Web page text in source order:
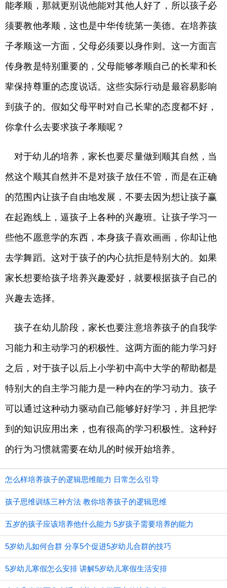
能孝顺，那就更别说他能对其他人好了，所以孩子必
须要教他孝顺，这也是中华传统第一美德。在培养孩
子孝顺这一方面，父母必须要以身作则。这一方面言
传身教是特别重要的，父母能够孝顺自己的长辈和长
辈保持尊重的态度说话。这些实际行动是最容易影响
到孩子的。假如父母平时对自己长辈的态度都不好，
你拿什么去要求孩子孝顺呢？
对于幼儿的培养，家长也要尽量做到顺其自然，当
然这个顺其自然并不是对孩子放任不管，而是在正确
的范围内让孩子自由地发展，不要去因为想让孩子赢
在起跑线上，逼孩子上各种的兴趣班。让孩子学习一
些他不愿意学的东西，本身孩子喜欢画画，你却让他
去学舞蹈。这对于孩子的内心抗拒是特别大的。如果
家长想要给孩子培养兴趣爱好，就要根据孩子自己的
兴趣去选择。
孩子在幼儿阶段，家长也要注意培养孩子的自我学
习能力和主动学习的积极性。这两方面的能力学习好
之后，对于孩子以后上小学初中高中大学的帮助都是
特别大的自主学习能力是一种内在的学习动力。孩子
可以通过这种动力驱动自己能够好好学习，并且把学
到的知识应用出来，也有很高的学习积极性。这种好
的行为习惯就需要在幼儿的时候开始培养。
怎么样培养孩子的逻辑思维能力 日常怎么引导
孩子思维训练三种方法 教你培养孩子的逻辑思维
五岁的孩子应该培养他什么能力 5岁孩子需要培养的能力
5岁幼儿如何合群 分享5个促进5岁幼儿合群的技巧
5岁幼儿寒假怎么安排 讲解5岁幼儿寒假生活安排